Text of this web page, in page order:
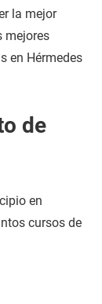
la mejor
mejores
en Hérmedes
de
en
cursos de